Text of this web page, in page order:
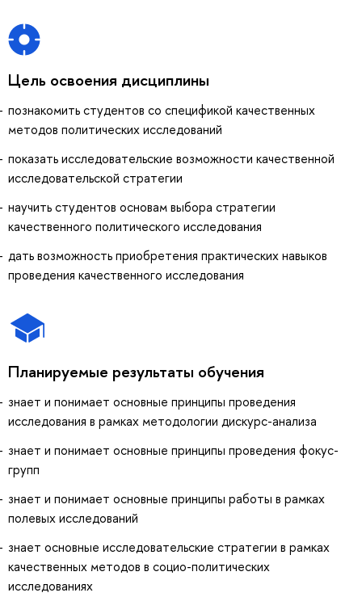
Цель освоения дисциплины
познакомить студентов со спецификой качественных
методов политических исследований
показать исследовательские возможности качественной
исследовательской стратегии
научить студентов основам выбора стратегии
качественного политического исследования
дать возможность приобретения практических навыков
проведения качественного исследования
Планируемые результаты обучения
знает и понимает основные принципы проведения
исследования в рамках методологии дискурс-анализа
знает и понимает основные принципы проведения фокус-
групп
знает и понимает основные принципы работы в рамках
полевых исследований
знает основные исследовательские стратегии в рамках
качественных методов в социо-политических
исследованиях